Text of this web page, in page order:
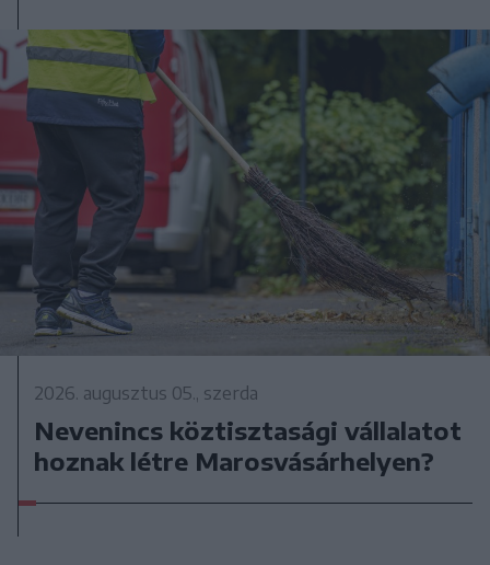
2026. augusztus 05., szerda
Nevenincs köztisztasági vállalatot
hoznak létre Marosvásárhelyen?